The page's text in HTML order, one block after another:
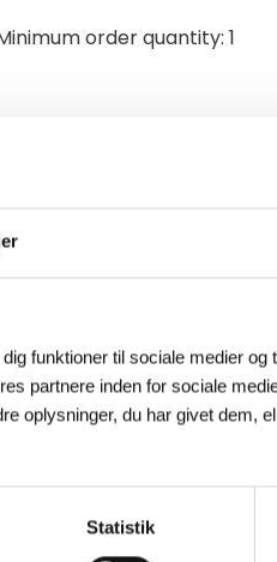
funktioner til sociale medier og
partnere inden for sociale
oplysninger, du har givet dem,
Statistik
order quantity: 1